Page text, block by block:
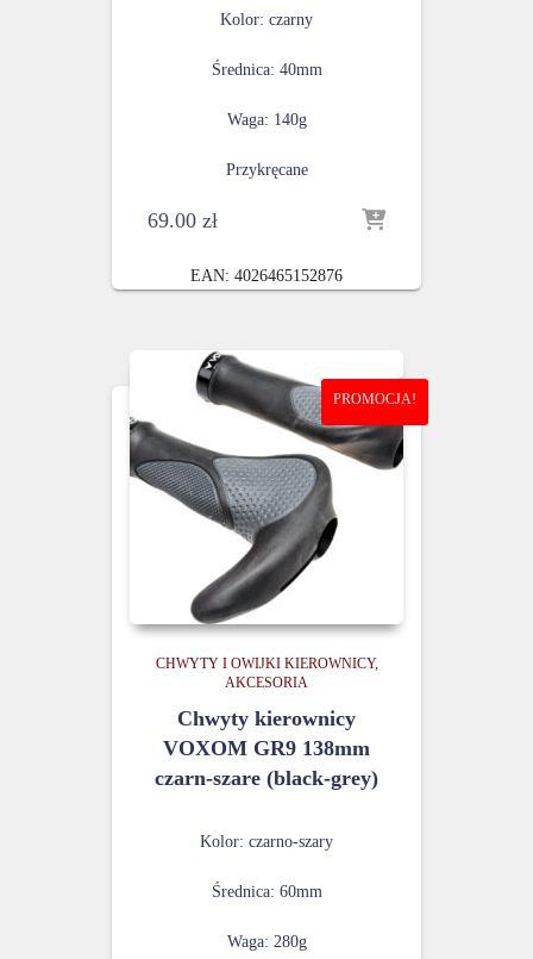
Kolor: czarny
Średnica: 40mm
Waga: 140g
Przykręcane
69.00 zł
EAN: 4026465152876
PROMOCJA!
CHWYTY I OWIJKI KIEROWNICY
AKCESORIA
Chwyty kierownicy
VOXOM GR9 138mm
czarn-szare (black-grey)
Kolor: czarno-szary
Średnica: 60mm
Waga: 280g